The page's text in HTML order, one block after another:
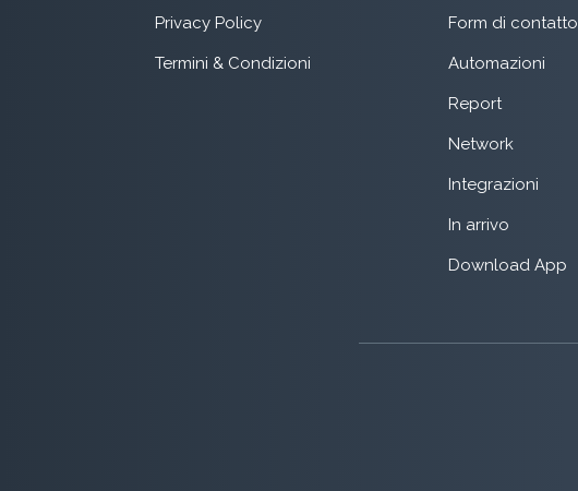
Privacy Policy
Termini & Condizioni
Form di contatto
Automazioni
Report
Network
Integrazioni
In arrivo
Download App